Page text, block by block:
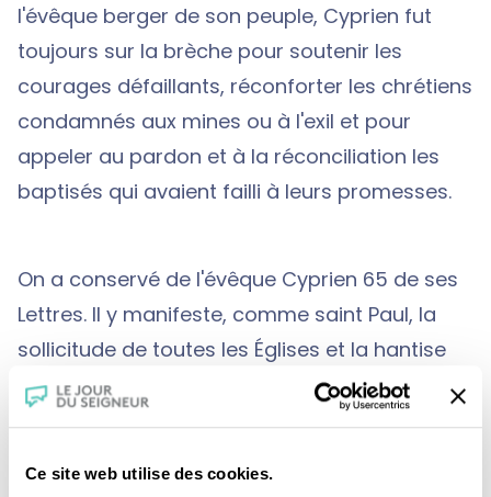
Ce site web utilise des cookies.
l'évêque berger de son peuple, Cyprien fut
toujours sur la brèche pour soutenir les
courages défaillants, réconforter les chrétiens
condamnés aux mines ou à l'exil et pour
appeler au pardon et à la réconciliation les
baptisés qui avaient failli à leurs promesses.
On a conservé de l'évêque Cyprien 65 de ses
Lettres. Il y manifeste, comme saint Paul, la
sollicitude de toutes les Églises et la hantise
de leur unité. Une de ces lettres atteste qu'il
s'était lié d'une grande amitié avec le pape